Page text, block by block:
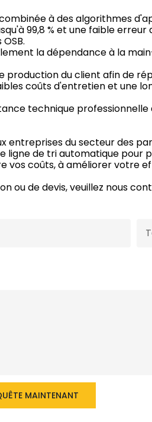
à des algorithmes
99,8 % et une faible
la dépendance à la
du client afin de
coûts d'entretien et une
technique
du secteur des
de tri automatique pour
vos coûts, à améliorer
ou de devis, veuillez nous
MAINTENANT